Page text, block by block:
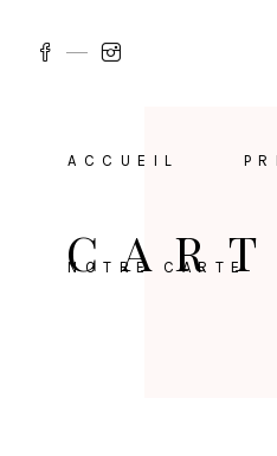
ACCUEIL
NOTRE CARTE
CART